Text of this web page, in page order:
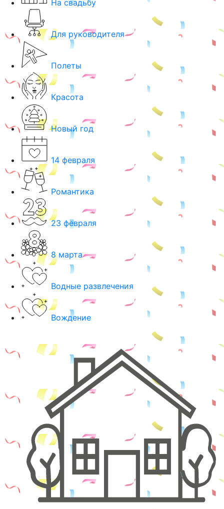
На свадьбу
Для руководителя
Полеты
Красота
Новый год
14 февраля
Романтика
23 февраля
8 марта
Водные развлечения
Вождение